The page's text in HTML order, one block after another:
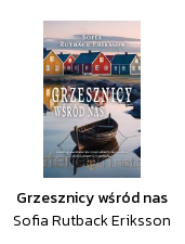
Grzesznicy wśród nas
Sofia Rutback Eriksson